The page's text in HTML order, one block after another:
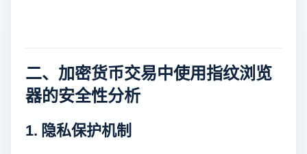
二、加密货币交易中使用指纹浏览
器的安全性分析
1. 隐私保护机制